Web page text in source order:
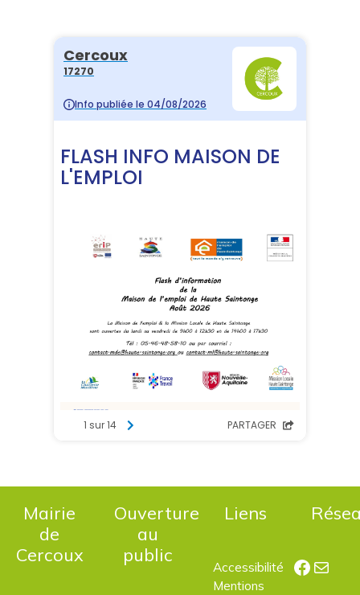
Mairie
de
Cercoux
Ouverture
au
public
Liens
Accessibilité
Mentions
E-mail